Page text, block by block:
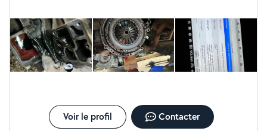
Voir le profil Contacter